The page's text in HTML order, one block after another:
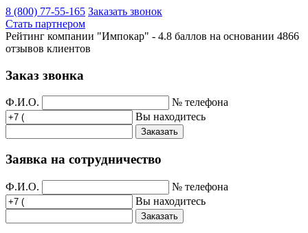
8 (800) 77-55-165 Заказать звонок
Стать партнером
Рейтинг компании "Импокар" - 4.8 баллов на основании 4866
отзывов клиентов
Заказ звонка
Ф.И.О.
№ телефона
Вы находитесь
Заказать
Заявка на сотрудничество
Ф.И.О.
№ телефона
Вы находитесь
Заказать